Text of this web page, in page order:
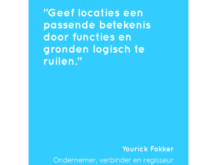
Geef locaties een
passende betekenis
door functies en
gronden logisch te
ruilen.
Yourick Fokker
Ondernemer, verbinder en regisseur